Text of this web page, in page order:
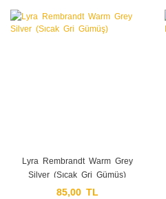
Lyra Rembrandt Warm Grey
Silver (Sıcak Gri Gümüş)
85,00 TL